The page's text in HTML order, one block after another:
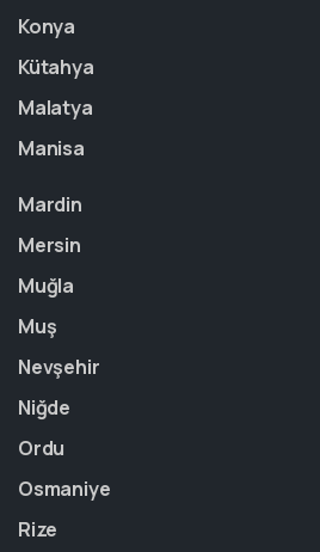
Konya
Kütahya
Malatya
Manisa
Mardin
Mersin
Muğla
Muş
Nevşehir
Niğde
Ordu
Osmaniye
Rize